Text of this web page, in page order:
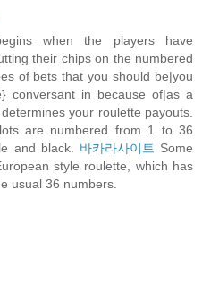
when the players have
their chips on the numbered
of bets that you should be|you
conversant in because of|as a
your roulette payouts.
are numbered from 1 to 36
and black. 바카라사이트 Some
style roulette, which has
usual 36 numbers.